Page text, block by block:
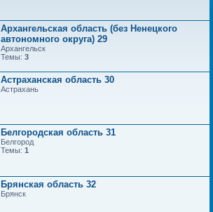
Архангельская область (без Ненецкого
автономного округа) 29
Архангельск
Темы: 3
Астраханская область 30
Астрахань
Белгородская область 31
Белгород
Темы: 1
Брянская область 32
Брянск